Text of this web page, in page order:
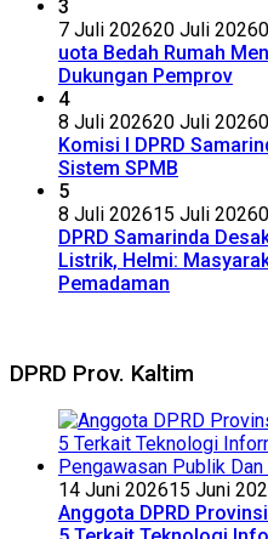
3
7 Juli 202620 Juli 2026
uota Bedah Rumah
Dukungan Pemprov
4
8 Juli 202620 Juli 2026
Komisi I DPRD
Sistem SPMB
5
8 Juli 202615 Juli 2026
DPRD Samarinda
Listrik, Helmi:
Pemadaman
DPRD Prov. Kaltim
14 Juni 202615 Juni
Anggota DPRD